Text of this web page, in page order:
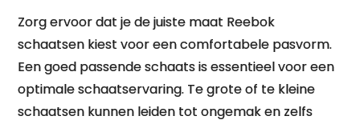
Zorg ervoor dat je de juiste maat Reebok
schaatsen kiest voor een comfortabele pasvorm.
Een goed passende schaats is essentieel voor een
optimale schaatservaring. Te grote of te kleine
schaatsen kunnen leiden tot ongemak en zelfs